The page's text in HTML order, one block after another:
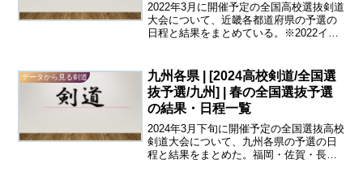
2022年3月に開催予定の全国高校選抜剣道
大会について、近畿各都道府県の予選の
日程と結果をまとめている。※2022イン
奈良・和歌山の各都道府県について、全
国選抜大会都道...
データから見る剣道
九州各県 | [2024高校剣道/全国選
抜予選/九州] | 春の全国選抜予選
の結果・日程一覧
2024年3月下旬に開催予定の全国選抜高校
剣道大会について、九州各県の予選の日
程と結果をまとめた。福岡・佐賀・長